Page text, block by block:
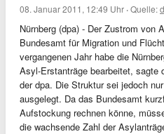
08. Januar 2011, 12:49 Uhr ·Quelle:
Nürnberg (dpa) - Der Zustrom von
Bundesamt für Migration und
vergangenen Jahr habe die
Asyl-Erstanträge bearbeitet, sagte
der dpa. Die Struktur sei jedoch
ausgelegt. Da das Bundesamt
Aufstockung rechnen könne,
die wachsende Zahl der